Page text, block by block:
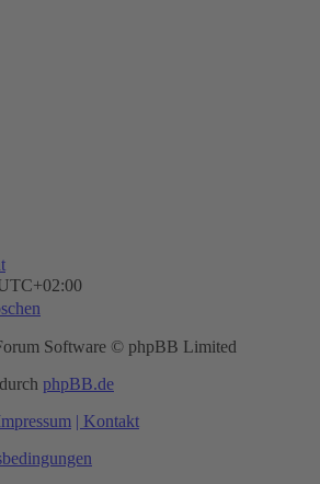
Software © phpBB Limited
phpBB.de
| Kontakt